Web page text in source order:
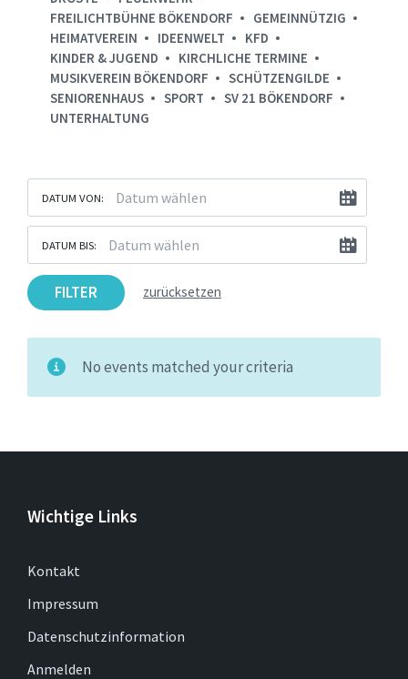
FREILICHTBÜHNE BÖKENDORF
GEMEINNÜTZIG
HEIMATVEREIN
IDEENWELT
KFD
KINDER & JUGEND
KIRCHLICHE TERMINE
MUSIKVEREIN BÖKENDORF
SCHÜTZENGILDE
SENIORENHAUS
SPORT
SV 21 BÖKENDORF
UNTERHALTUNG
DATUM VON:
DATUM BIS:
FILTER zurücksetzen
No events matched your criteria
Wichtige Links
Kontakt
Impressum
Datenschutzinformation
Anmelden